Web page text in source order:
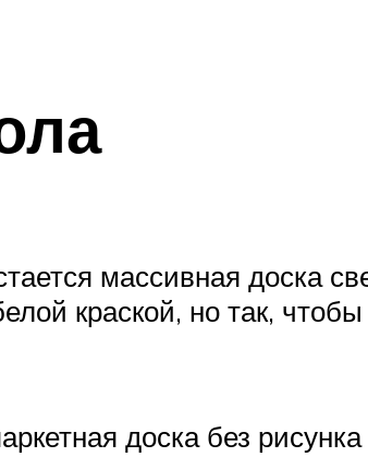
массивная доска
краской, но так,
доска без